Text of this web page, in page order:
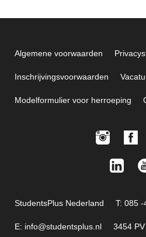
Algemene voorwaarden
Inschrijvingsvoorwaarden
Modelformulier voor herroeping
StudentsPlus Nederland T: 085 -
E: info@studentsplus.nl 3454